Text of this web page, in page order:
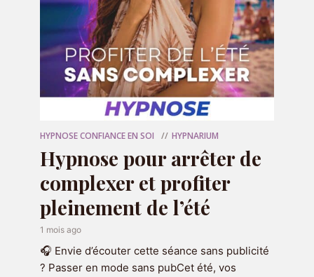
Recevez 7 emails et audio d'hypnose
de 7 minutes pendant 7 jours pour
gagner confiance en vous
ci-dessous :
HYPNOSE CONFIANCE EN SOI HYPNARIUM
Hypnose pour arrêter de
complexer et profiter
pleinement de l’été
1 mois ago
🎧 Envie d’écouter cette séance sans publicité
? Passer en mode sans pubCet été, vos